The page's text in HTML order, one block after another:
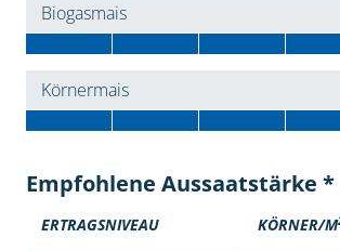
Biogasmais
Körnermais
Empfohlene Aussaatstärke *
ERTRAGSNIVEAU KÖRNER/M